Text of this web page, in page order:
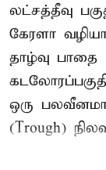
லட்சத்தீவு
கேரளா
தாழ்வு பாதை
ஒரு
(Trough)